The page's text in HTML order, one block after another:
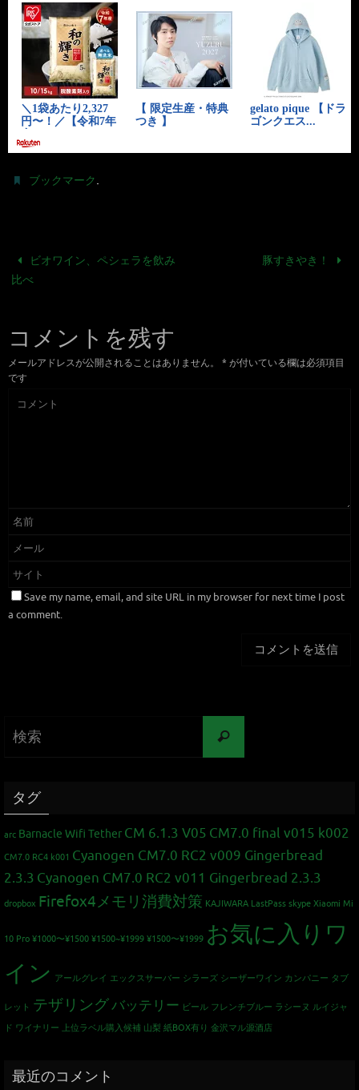
ブックマーク.
ビオワイン、ペシェラを飲み
比べ
豚すきやき！
コメントを残す
メールアドレスが公開されることはありません。 * が付いている欄は必須項目
です
Save my name, email, and site URL in my browser for next time I post
a comment.
タグ
arc Barnacle Wifi Tether CM 6.1.3 V05 CM7.0 final v015 k002
CM7.0 RC4 k001 Cyanogen CM7.0 RC2 v009 Gingerbread
2.3.3 Cyanogen CM7.0 RC2 v011 Gingerbread 2.3.3
dropbox Firefox4メモリ消費対策 KAJIWARA LastPass skype Xiaomi Mi
10 Pro ¥1000〜¥1500 ¥1500~¥1999 ¥1500〜¥1999 お気に入りワ
イン アールグレイ エックスサーバー シラーズ シーザーワイン カンパニー タブ
レット テザリングバッテリー ビール フレンチブルー ラシーヌ ルイジャ
ド ワイナリー 上位ラベル購入候補 山梨 紙BOX有り 金沢マル源酒店
最近のコメント